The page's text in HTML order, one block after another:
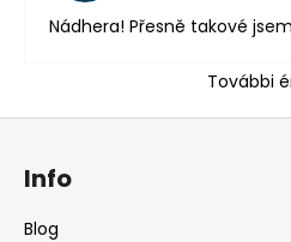
Nádhera! Přesně takové
További
L
Info
Blog